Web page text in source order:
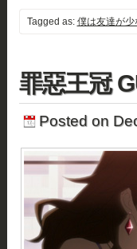
Tagged as: 僕は友達が少
罪惡王冠
Posted on